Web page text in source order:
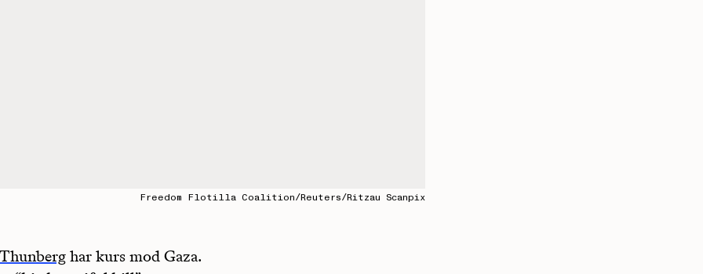
Freedom Flotilla Coalition/Reuters/Ritzau Scanpix
har kurs mod Gaza.